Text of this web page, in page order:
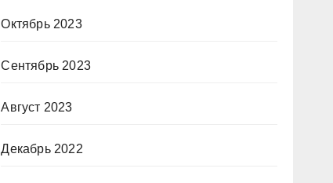
Октябрь 2023
Сентябрь 2023
Август 2023
Декабрь 2022